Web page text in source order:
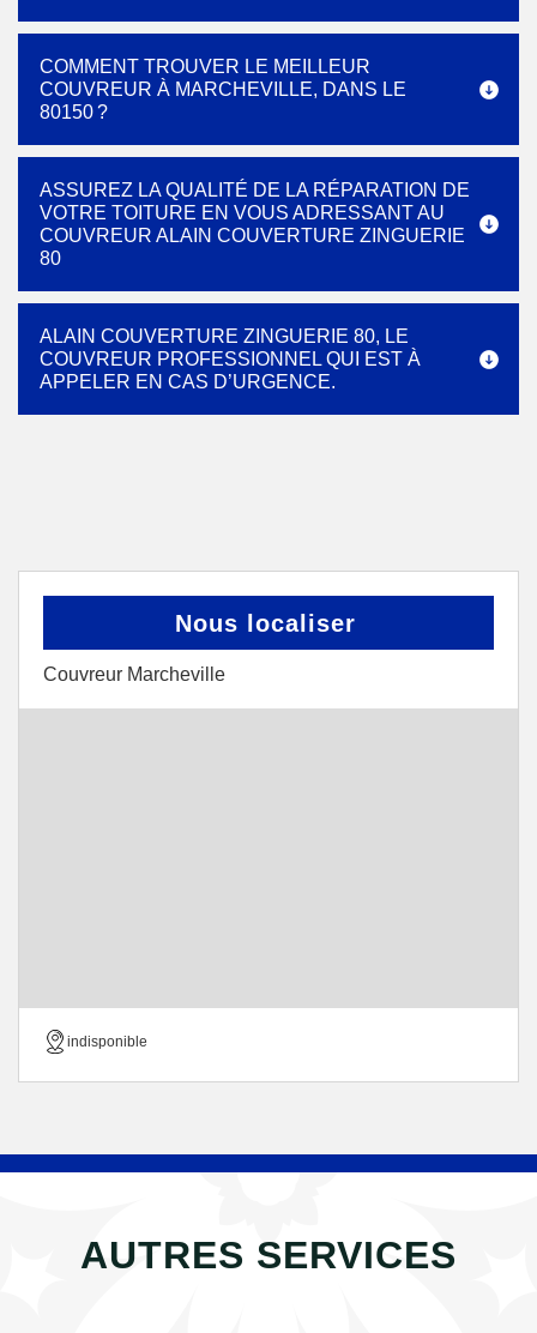
COMMENT TROUVER LE MEILLEUR
COUVREUR À MARCHEVILLE, DANS LE
80150 ?
ASSUREZ LA QUALITÉ DE LA RÉPARATION DE
VOTRE TOITURE EN VOUS ADRESSANT AU
COUVREUR ALAIN COUVERTURE ZINGUERIE
80
ALAIN COUVERTURE ZINGUERIE 80, LE
COUVREUR PROFESSIONNEL QUI EST À
APPELER EN CAS D’URGENCE.
Nous localiser
Couvreur Marcheville
indisponible
AUTRES SERVICES